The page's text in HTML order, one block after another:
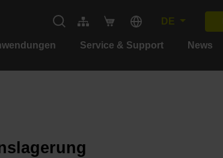
DE
Service & Support News